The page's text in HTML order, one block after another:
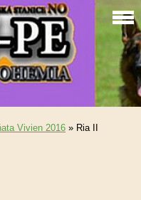
Vivien 2016 » Ria II